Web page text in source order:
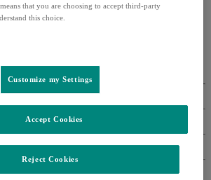
that you are choosing to accept third-party
this choice.
Customize my Settings
Reject Cookies
Accept Cookies